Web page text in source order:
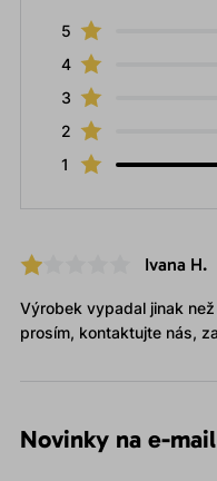
5
4
3
2
1
Ivana H.
Výrobek vypadal jinak
prosím, kontaktujte nás,
Novinky na e-mail